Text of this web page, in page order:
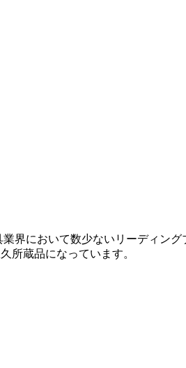
界において数少ないリーディン
所蔵品になっています。